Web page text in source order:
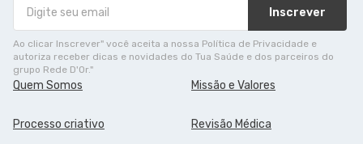
Inscrever
Ao clicar Inscrever" você aceita a nossa Política de Privacidade e
autoriza receber dicas e novidades do Tua Saúde e dos parceiros do
grupo Rede D'Or."
Quem Somos Missão e Valores
Processo criativo Revisão Médica